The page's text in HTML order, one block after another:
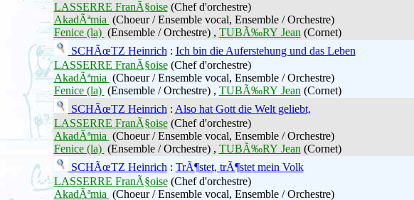
LASSERRE FranÃ§oise(Chef d'orchestre)
AkadÃªmia (Choeur / Ensemble vocal, Ensemble / Orchestre)
Fenice (la) (Ensemble / Orchestre) , TUBÃ‰RY Jean(Cornet)
SCHÃœTZ Heinrich: Ich bin die Auferstehung und das Leben
LASSERRE FranÃ§oise(Chef d'orchestre)
AkadÃªmia (Choeur / Ensemble vocal, Ensemble / Orchestre)
Fenice (la) (Ensemble / Orchestre) , TUBÃ‰RY Jean(Cornet)
SCHÃœTZ Heinrich: Also hat Gott die Welt geliebt,
LASSERRE FranÃ§oise(Chef d'orchestre)
AkadÃªmia (Choeur / Ensemble vocal, Ensemble / Orchestre)
Fenice (la) (Ensemble / Orchestre) , TUBÃ‰RY Jean(Cornet)
SCHÃœTZ Heinrich: TrÃ¶stet, trÃ¶stet mein Volk
LASSERRE FranÃ§oise(Chef d'orchestre)
AkadÃªmia (Choeur / Ensemble vocal, Ensemble / Orchestre)